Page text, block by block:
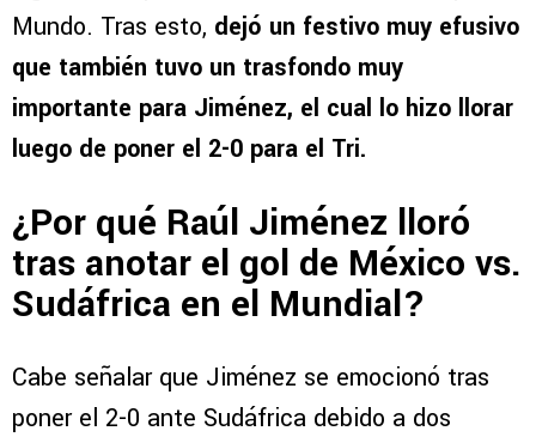
Mundo. Tras esto, dejó un festivo muy efusivo
que también tuvo un trasfondo muy
importante para Jiménez, el cual lo hizo llorar
luego de poner el 2-0 para el Tri.
¿Por qué Raúl Jiménez lloró
tras anotar el gol de México vs.
Sudáfrica en el Mundial?
Cabe señalar que Jiménez se emocionó tras
poner el 2-0 ante Sudáfrica debido a dos